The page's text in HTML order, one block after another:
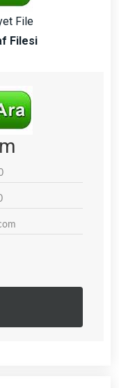
File
Filesi